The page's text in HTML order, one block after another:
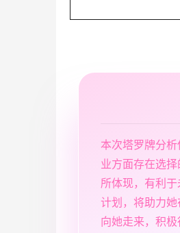
本次塔罗牌分
业方面存在选
所体现，有利
计划，将助力
向她走来，积